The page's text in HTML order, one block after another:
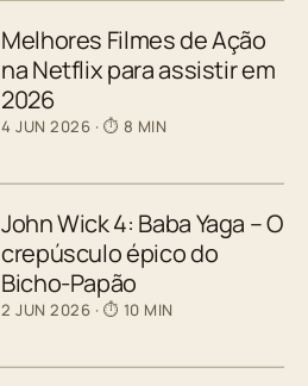
Melhores Filmes de Ação
na Netflix para assistir em
2026
4 JUN 2026 · ⏱ 8 MIN
John Wick 4: Baba Yaga – O
crepúsculo épico do
Bicho-Papão
2 JUN 2026 · ⏱ 10 MIN